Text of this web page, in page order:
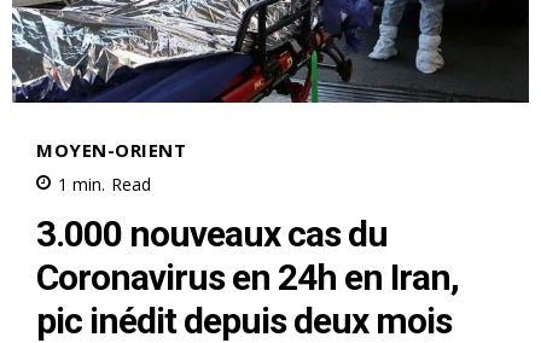
MOYEN-ORIENT
1 min. Read
3.000 nouveaux cas du
Coronavirus en 24h en Iran,
pic inédit depuis deux mois